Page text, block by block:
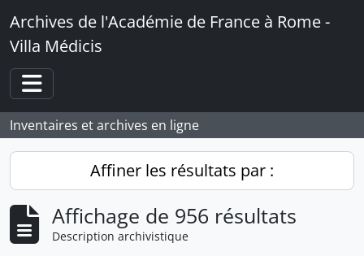
Skip to main content
Archives de l'Académie de France à Rome -
Villa Médicis
Toggle navigation
Inventaires et archives en ligne
Affiner les résultats par :
Affichage de 956 résultats
Description archivistique